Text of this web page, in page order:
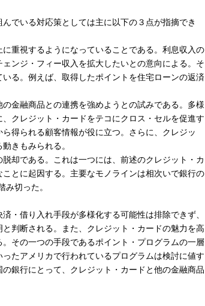
でいる対応策としては主に以下の３点が指摘でき
重視するようになっていることである。利息収入の
ンジ・フィー収入を拡大したいとの意向による。そ
る。例えば、取得したポイントを住宅ローンの返済
金融商品との連携を強めようとの試みである。多様
クレジット・カードをテコにクロス・セルを促進す
得られる顧客情報が役に立つ。さらに、クレジッ
きもみられる。
却である。これは一つには、前述のクレジット・カ
とに起因する。主要なモノラインは相次いで銀行の
切った。
・借り入れ手段が多様化する可能性は排除できず、
判断される。また、クレジット・カードの魅力を高
その一つの手段であるポイント・プログラムの一層
たアメリカで行われているプログラムは検討に値す
銀行にとって、クレジット・カードと他の金融商品